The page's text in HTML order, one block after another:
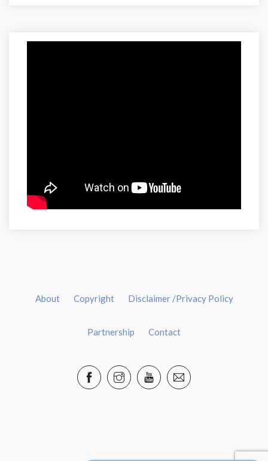
About Copyright Disclaimer /Privacy Policy
Partnership Contact